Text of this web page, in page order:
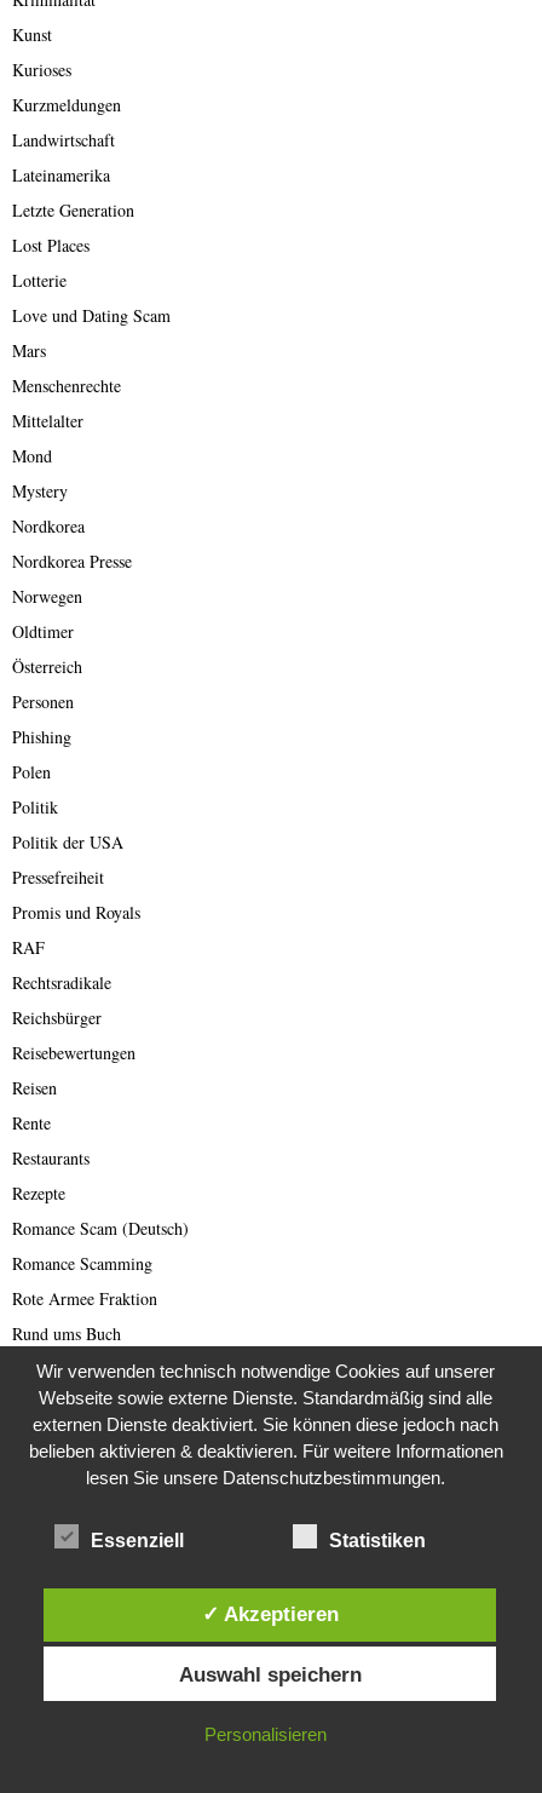
Kunst
Kurioses
Kurzmeldungen
Landwirtschaft
Lateinamerika
Letzte Generation
Lost Places
Lotterie
Love und Dating Scam
Mars
Menschenrechte
Mittelalter
Mond
Mystery
Nordkorea
Nordkorea Presse
Norwegen
Oldtimer
Österreich
Personen
Phishing
Polen
Politik
Politik der USA
Pressefreiheit
Promis und Royals
RAF
Rechtsradikale
Reichsbürger
Reisebewertungen
Reisen
Rente
Restaurants
Rezepte
Romance Scam (Deutsch)
Romance Scamming
Rote Armee Fraktion
Rund ums Buch
Russland
Saar-Lor-Lux
Scammer
Scammer Alarm
Schwerpunktthema Wirecard Skandal
Sextortion-Scam
Diese Website verwendet Cookies. Durch die weitere Nutzung dieser
Website stimmst du der Verwendung von Cookies zu.
IN ORDNUNG
Wir verwenden technisch notwendige Cookies auf unserer
Webseite sowie externe Dienste. Standardmäßig sind alle
externen Dienste deaktiviert. Sie können diese jedoch nach
belieben aktivieren & deaktivieren. Für weitere Informationen
lesen Sie unsere Datenschutzbestimmungen.
Essenziell Statistiken
✓ Akzeptieren
Auswahl speichern
Personalisieren